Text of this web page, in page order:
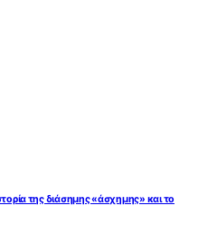
της διάσημης «άσχημης» και το